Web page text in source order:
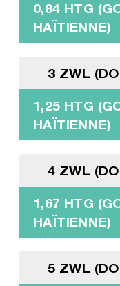
0,84 HTG
HAÏTIENNE)
3 ZWL
1,25 HTG
HAÏTIENNE)
4 ZWL
1,67 HTG
HAÏTIENNE)
5 ZWL